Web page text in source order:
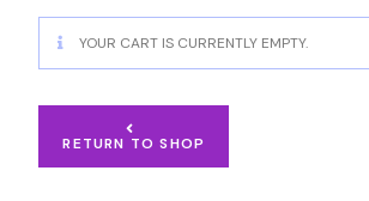
YOUR CART IS CURRENTLY EMPTY.
RETURN TO SHOP